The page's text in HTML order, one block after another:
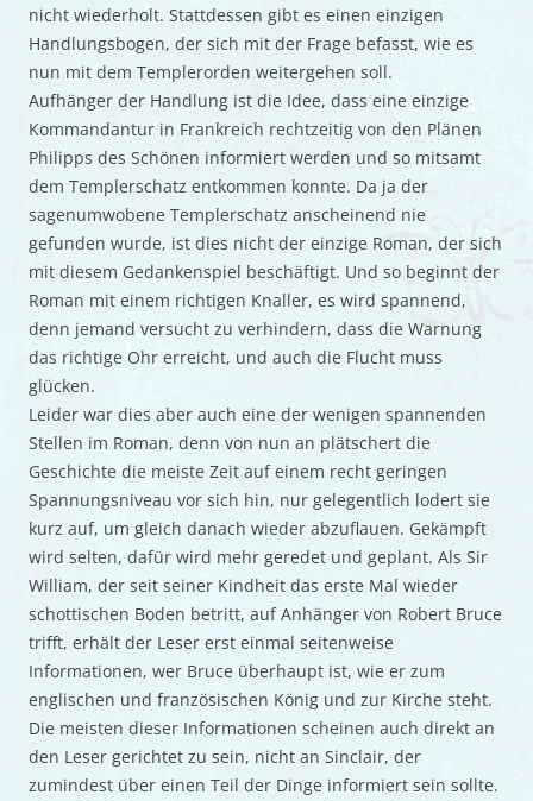
nicht wiederholt. Stattdessen gibt es einen einzigen
Handlungsbogen, der sich mit der Frage befasst, wie es
nun mit dem Templerorden weitergehen soll.
Aufhänger der Handlung ist die Idee, dass eine einzige
Kommandantur in Frankreich rechtzeitig von den Plänen
Philipps des Schönen informiert werden und so mitsamt
dem Templerschatz entkommen konnte. Da ja der
sagenumwobene Templerschatz anscheinend nie
gefunden wurde, ist dies nicht der einzige Roman, der sich
mit diesem Gedankenspiel beschäftigt. Und so beginnt der
Roman mit einem richtigen Knaller, es wird spannend,
denn jemand versucht zu verhindern, dass die Warnung
das richtige Ohr erreicht, und auch die Flucht muss
glücken.
Leider war dies aber auch eine der wenigen spannenden
Stellen im Roman, denn von nun an plätschert die
Geschichte die meiste Zeit auf einem recht geringen
Spannungsniveau vor sich hin, nur gelegentlich lodert sie
kurz auf, um gleich danach wieder abzuflauen. Gekämpft
wird selten, dafür wird mehr geredet und geplant. Als Sir
William, der seit seiner Kindheit das erste Mal wieder
schottischen Boden betritt, auf Anhänger von Robert Bruce
trifft, erhält der Leser erst einmal seitenweise
Informationen, wer Bruce überhaupt ist, wie er zum
englischen und französischen König und zur Kirche steht.
Die meisten dieser Informationen scheinen auch direkt an
den Leser gerichtet zu sein, nicht an Sinclair, der
zumindest über einen Teil der Dinge informiert sein sollte.